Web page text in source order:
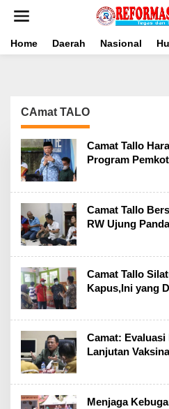
Home Daerah Nasional
CAmat TALO
Camat Tallo
Program
Camat Tallo
RW Ujung
Camat Tallo
Kapus,Ini yang
Camat:
Lanjutan
Menjaga